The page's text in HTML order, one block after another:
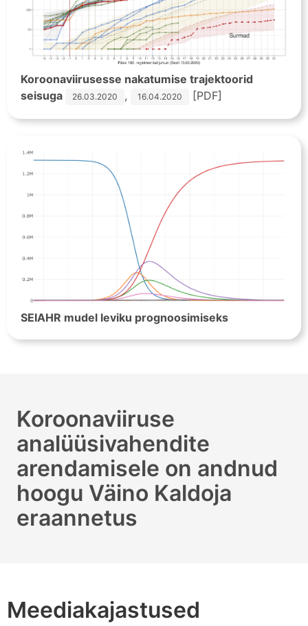
Koroonaviirusesse nakatumise trajektoorid
seisuga
26.03.2020 , 16.04.2020 [PDF]
SEIAHR mudel leviku prognoosimiseks
Koroonaviiruse
analüüsivahendite
arendamisele on andnud
hoogu Väino Kaldoja
eraannetus
Meediakajastused